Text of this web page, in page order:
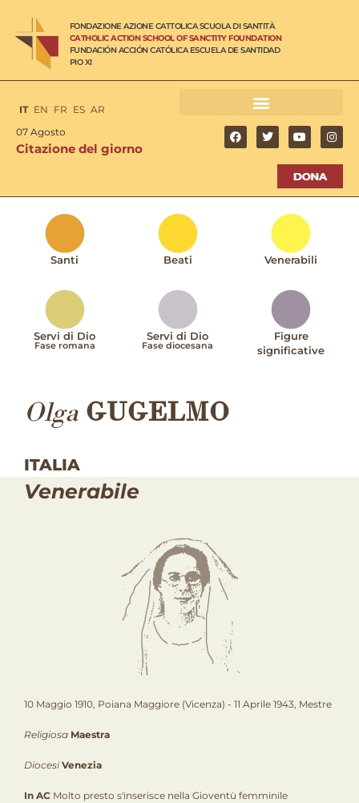
FONDAZIONE AZIONE CATTOLICA SCUOLA DI SANTITÀ
CATHOLIC ACTION SCHOOL OF SANCTITY FOUNDATION
FUNDACIÓN ACCIÓN CATÓLICA ESCUELA DE SANTIDAD
PIO XI
IT EN FR ES AR
07 Agosto
Citazione del giorno
Santi Beati Venerabili
Servi di Dio
Fase romana
Servi di Dio
Fase diocesana
Figure
significative
Olga GUGELMO
ITALIA
Venerabile
10 Maggio 1910, Poiana Maggiore (Vicenza) - 11 Aprile 1943, Mestre
Religiosa Maestra
Diocesi Venezia
In AC Molto presto s'inserisce nella Gioventù femminile